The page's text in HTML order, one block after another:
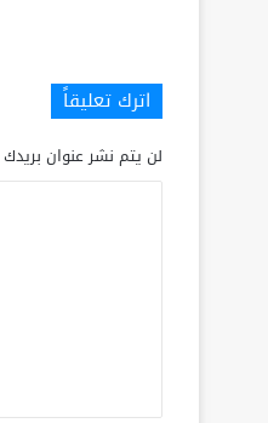
اترك تعليقاً
لن يتم نشر عنوان بريدك